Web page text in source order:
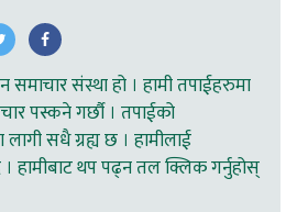
समाचार संस्था हो । हामी तपाईहरुमा
पस्कने गर्छौ । तपाईको
सधै ग्रह्य छ । हामीलाई
हामीबाट थप पढ्न तल क्लिक गर्नुहोस्